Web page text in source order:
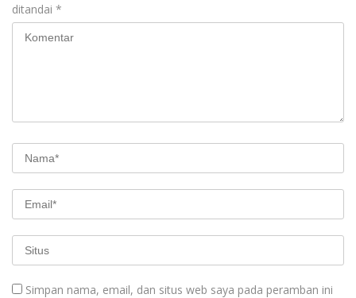
ditandai *
Simpan nama, email, dan situs web saya pada peramban ini